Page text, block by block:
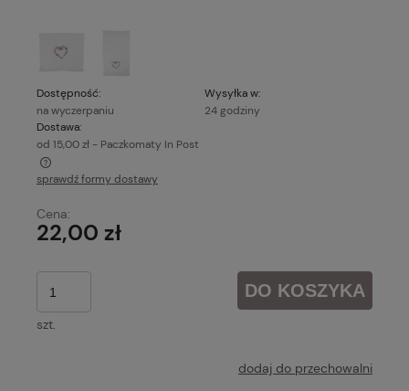
Dostępność:
na wyczerpaniu
Wysyłka w:
24 godziny
Dostawa:
od 15,00 zł - Paczkomaty In Post
Cena nie zawiera ewentualnych kosztów płatności
sprawdź formy dostawy
Cena:
22,00 zł
szt.
DO KOSZYKA
dodaj do przechowalni